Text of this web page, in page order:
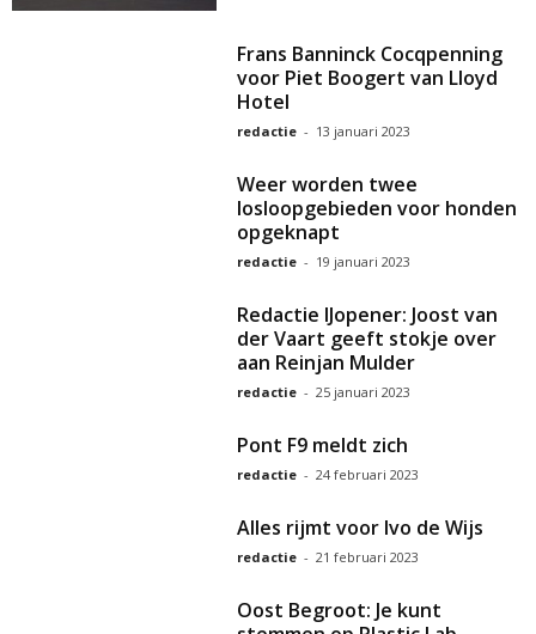
Frans Banninck Cocqpenning
voor Piet Boogert van Lloyd
Hotel
redactie - 13 januari 2023
Weer worden twee
losloopgebieden voor honden
opgeknapt
redactie - 19 januari 2023
Redactie IJopener: Joost van
der Vaart geeft stokje over
aan Reinjan Mulder
redactie - 25 januari 2023
Pont F9 meldt zich
redactie - 24 februari 2023
Alles rijmt voor Ivo de Wijs
redactie - 21 februari 2023
Oost Begroot: Je kunt